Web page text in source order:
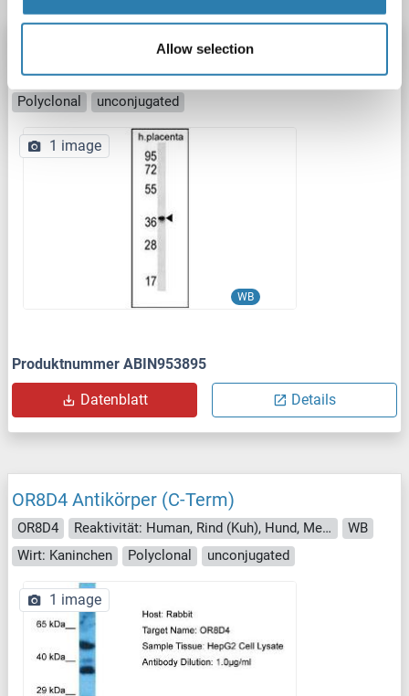
Allow selection
OR8D4 Antikörper (C-Term)
OR8D4 Reaktivität: Human WB, EIA
Wirt: Kaninchen
Polyclonal
unconjugated
WB
1 image
Produktnummer ABIN953895
Datenblatt Details
OR8D4 Antikörper (C-Term)
OR8D4 Reaktivität: Human, Rind (Kuh), Hund, Meerschweinchen, Pferd, Maus, Kaninchen, Ratte
WB
Wirt: Kaninchen
Polyclonal unconjugated
1 image